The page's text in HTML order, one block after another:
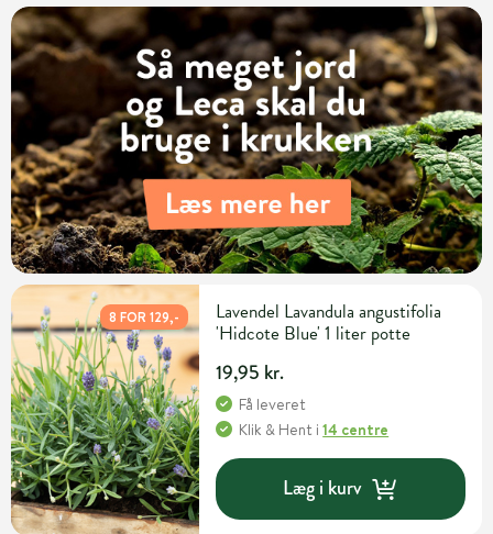
8 FOR 129,-
Lavendel Lavandula angustifolia
'Hidcote Blue' 1 liter potte
19,95 kr.
Få leveret
Klik & Hent i14 centre
Læg i kurv